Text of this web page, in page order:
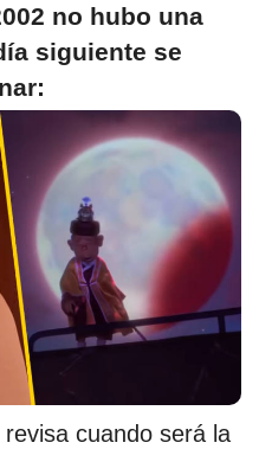
no hubo una
siguiente se
cuando será la